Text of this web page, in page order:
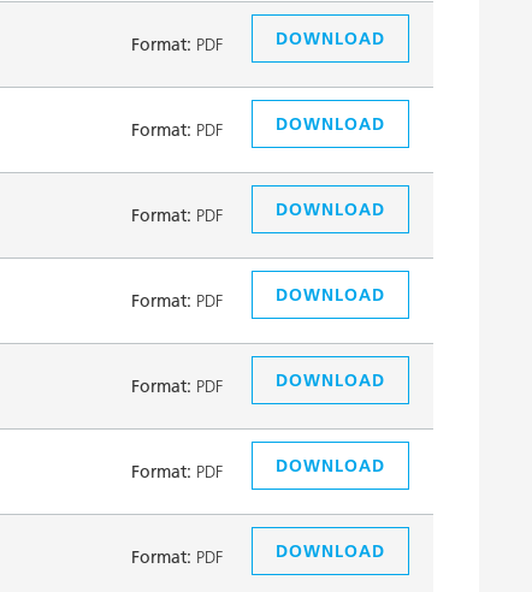
Format: PDF DOWNLOAD
Format: PDF DOWNLOAD
Format: PDF DOWNLOAD
Format: PDF DOWNLOAD
Format: PDF DOWNLOAD
Format: PDF DOWNLOAD
Format: PDF DOWNLOAD